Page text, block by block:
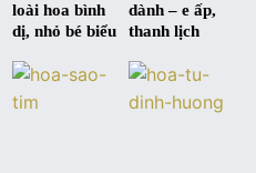
loài hoa bình
dị, nhỏ bé biểu
lòng cao
thượng
dành – e ấp,
thanh lịch
mạnh mẽ